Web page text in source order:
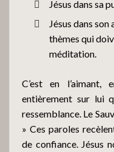
Jésus dans sa
Jésus dans
thèmes qui
méditation.
C’est en l’aimant,
entièrement sur lui
ressemblance. Le
» Ces paroles
de confiance. Jésus